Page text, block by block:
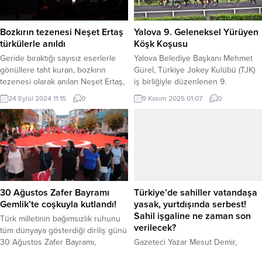
Bozkırın tezenesi Neşet Ertaş
türkülerle anıldı
Geride bıraktığı sayısız eserlerle
gönüllere taht kuran, bozkırın
tezenesi olarak anılan Neşet Ertaş,
KO-MEK’te birbirinden güzel
türküleriyle anıldı KOCAELİ (İGFA) –
Bozkırın tezenesi olarak yüzlerce
unutulmaz eseriyle gönüllere ve
hafızalara yer eden Neşet Ertaş
vefatının 12. yıl dönümünde
unutulmadı. Kocaeli Büyükşehir
Belediyesi Yaygın Eğitim Şube
Müdürlüğü öncülüğünde KO-MEK
müzik branşı...
24 Eylül 2024 11:15 0
Yalova 9. Geleneksel Yürüyen
Köşk Koşusu
Yalova Belediye Başkanı Mehmet
Gürel, Türkiye Jokey Kulübü (TJK)
iş birliğiyle düzenlenen 9.
Geleneksel Yürüyen Köşk
Koşusu’nun bu yıl 9 Kasım Pazar
canlı olarak yayınlanacak. Yalova...
9 Kasım 2025 01:07 0
30 Ağustos Zafer Bayramı
Gemlik’te coşkuyla kutlandı!
Türk milletinin bağımsızlık ruhunu
tüm dünyaya gösterdiği diriliş günü
30 Ağustos Zafer Bayramı,
Türkiye’de sahiller vatandaşa
yasak, yurtdışında serbest!
Sahil işgaline ne zaman son
verilecek?
Gazeteci Yazar Mesut Demir,